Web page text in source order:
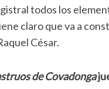
todos los
claro que va a
César.
de Covadonga